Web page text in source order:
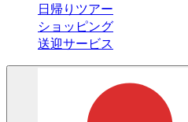
日帰りツアー
ショッピング
送迎サービス